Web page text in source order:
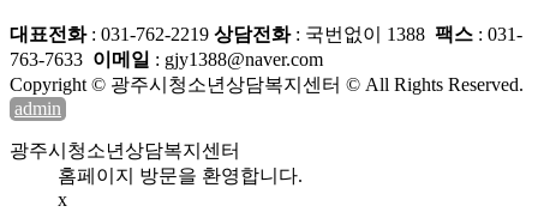
대표전화: 031-762-2219 상담전화: 국번없이 1388 팩스 : 031-
763-7633 이메일 : gjy1388@naver.com
Copyright © 광주시청소년상담복지센터 © All Rights Reserved.
admin
광주시청소년상담복지센터
홈페이지 방문을 환영합니다.
x